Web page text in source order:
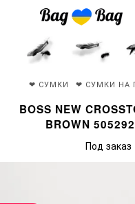
❤ СУМКИ ❤ СУМКИ НА
BOSS NEW
BROWN
Под заказ